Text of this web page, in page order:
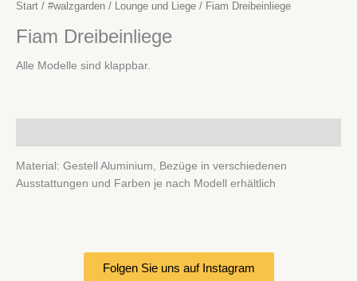
Start / #walzgarden / Lounge und Liege / Fiam Dreibeinliege
Fiam Dreibeinliege
Alle Modelle sind klappbar.
Material: Gestell Aluminium, Bezüge in verschiedenen
Ausstattungen und Farben je nach Modell erhältlich
Folgen Sie uns auf Instagram